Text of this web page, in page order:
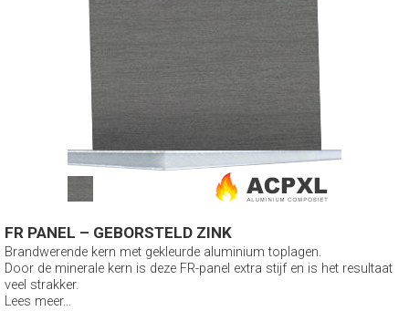
FR PANEL – GEBORSTELD ZINK
Brandwerende kern met gekleurde aluminium toplagen.
Door de minerale kern is deze FR-panel extra stijf en is het resultaat
veel strakker.
Lees meer...